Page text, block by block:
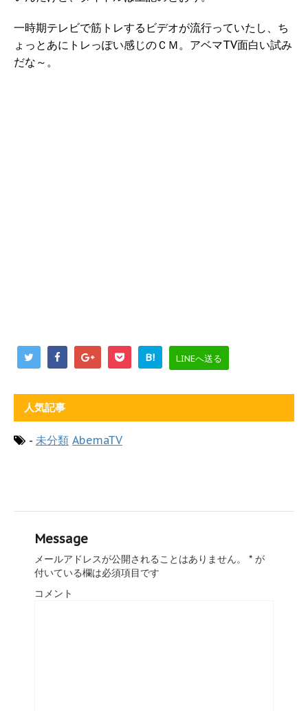
一時期テレビで筋トレするビデオが流行っていたし、ち
ょっとあにトレっぽい感じのＣＭ。アベマTV面白い試み
だな～。
B! LINEへ送る
人気記事
- 未分類 AbemaTV
Message
メールアドレスが公開されることはありません。 * が
付いている欄は必須項目です
コメント